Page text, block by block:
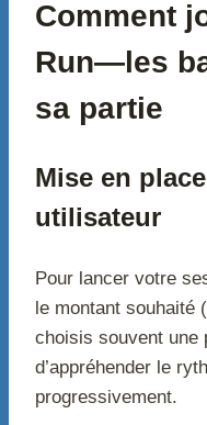
Comment
Run—les
sa partie
Mise en
utilisateur
Pour lancer votre
le montant souhaité
choisis souvent une
d’appréhender le
progressivement.